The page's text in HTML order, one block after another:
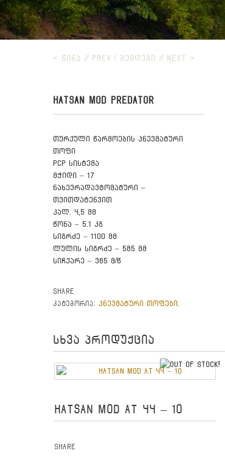
< ᲬᲘᲜᲐ // PREV ᲨᲔᲛᲓᲔᲒᲘ // NEXT >
HATSAN MOD PREDATOR
თურქული წარმოების პნევმატური
თოფი
PCP სისტემა
მჭიდი – 17
ნახევრადავტომატური –
თვითდატენვით
კალ. 4,5 მმ
წონა – 5.1 კგ
სიგრძე – 1100 მმ
ლულის სიგრძე – 585 მმ
სიჩქარე – 365 მ/წ
Share
კატეგორია: პნევმატური თოფები
სხვა პროდუქცია
HATSAN MOD AT 44 – 10
Share